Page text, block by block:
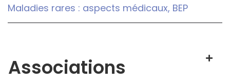
Maladies rares : aspects médicaux, BEP
Associations